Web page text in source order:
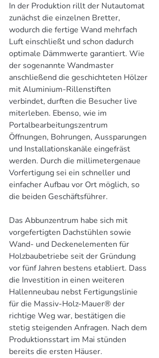
In der Produktion rillt der Nutautomat
zunächst die einzelnen Bretter,
wodurch die fertige Wand mehrfach
Luft einschließt und schon dadurch
optimale Dämmwerte garantiert. Wie
der sogenannte Wandmaster
anschließend die geschichteten Hölzer
mit Aluminium-Rillenstiften
verbindet, durften die Besucher live
miterleben. Ebenso, wie im
Portalbearbeitungszentrum
Öffnungen, Bohrungen, Aussparungen
und Installationskanäle eingefräst
werden. Durch die millimetergenaue
Vorfertigung sei ein schneller und
einfacher Aufbau vor Ort möglich, so
die beiden Geschäftsführer.
Das Abbunzentrum habe sich mit
vorgefertigten Dachstühlen sowie
Wand- und Deckenelementen für
Holzbaubetriebe seit der Gründung
vor fünf Jahren bestens etabliert. Dass
die Investition in einen weiteren
Hallenneubau nebst Fertigungslinie
für die Massiv-Holz-Mauer® der
richtige Weg war, bestätigen die
stetig steigenden Anfragen. Nach dem
Produktionsstart im Mai stünden
bereits die ersten Häuser.